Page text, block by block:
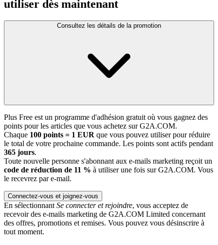
utiliser dès maintenant
Consultez les détails de la promotion
Plus Free est un programme d'adhésion gratuit où vous gagnez des
points pour les articles que vous achetez sur G2A.COM.
Chaque 100 points = 1 EUR que vous pouvez utiliser pour réduire
le total de votre prochaine commande. Les points sont actifs pendant
365 jours.
Toute nouvelle personne s'abonnant aux e-mails marketing reçoit un
code de réduction de 11 % à utiliser une fois sur G2A.COM. Vous
le recevrez par e-mail.
Connectez-vous et joignez-vous
En sélectionnant Se connecter et rejoindre, vous acceptez de
recevoir des e-mails marketing de G2A.COM Limited concernant
des offres, promotions et remises. Vous pouvez vous désinscrire à
tout moment.